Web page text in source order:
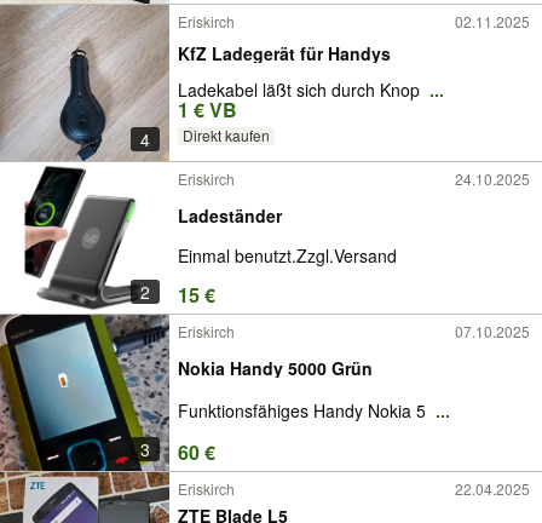
4
Eriskirch 02.11.2025
KfZ Ladegerät für Handys
Ladekabel läßt sich durch Knop ...
1 € VB
Direkt kaufen
2
Eriskirch 24.10.2025
Ladeständer
Einmal benutzt.Zzgl.Versand
15 €
3
Eriskirch 07.10.2025
Nokia Handy 5000 Grün
Funktionsfähiges Handy Nokia 5 ...
60 €
Eriskirch 22.04.2025
ZTE Blade L5